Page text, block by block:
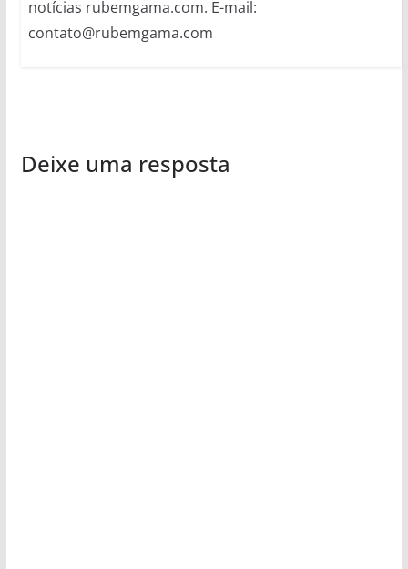
notícias rubemgama.com. E-mail:
contato@rubemgama.com
Deixe uma resposta